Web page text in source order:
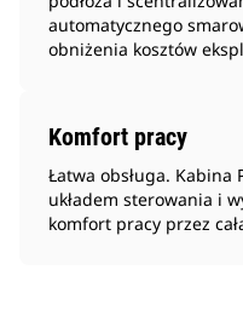
automatycznego
obniżenia kosztów
Komfort pracy
Łatwa obsługa.
układem sterowania i
komfort pracy przez